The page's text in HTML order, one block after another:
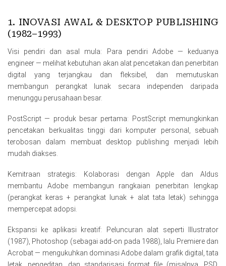
1. INOVASI AWAL & DESKTOP PUBLISHING
(1982–1993)
Visi pendiri dan asal mula: Para pendiri Adobe — keduanya
engineer — melihat kebutuhan akan alat pencetakan dan penerbitan
digital yang terjangkau dan fleksibel, dan memutuskan
membangun perangkat lunak secara independen daripada
menunggu perusahaan besar.
PostScript — produk besar pertama: PostScript memungkinkan
pencetakan berkualitas tinggi dari komputer personal, sebuah
terobosan dalam membuat desktop publishing menjadi lebih
mudah diakses.
Kemitraan strategis: Kolaborasi dengan Apple dan Aldus
membantu Adobe membangun rangkaian penerbitan lengkap
(perangkat keras + perangkat lunak + alat tata letak) sehingga
mempercepat adopsi.
Ekspansi ke aplikasi kreatif: Peluncuran alat seperti Illustrator
(1987), Photoshop (sebagai add-on pada 1988), lalu Premiere dan
Acrobat — mengukuhkan dominasi Adobe dalam grafik digital, tata
letak, pengeditan, dan standarisasi format file (misalnya .PSD,